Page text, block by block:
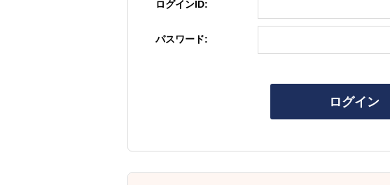
ログインID:
パスワード:
ログイン